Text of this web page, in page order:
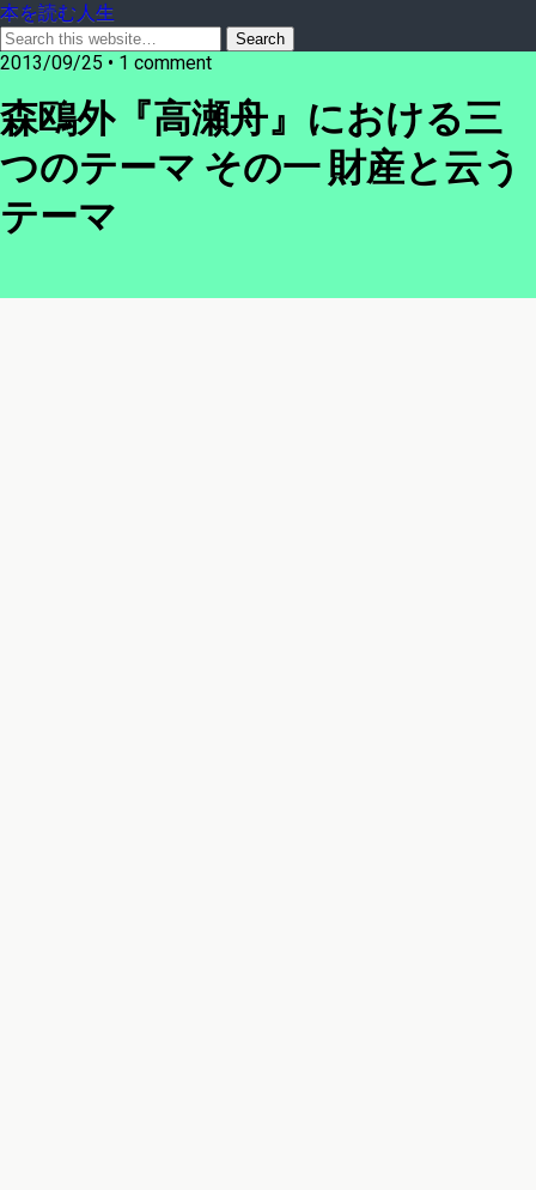
本を読む人生
2013/09/25 • 1 comment
森鴎外『高瀬舟』における三
つのテーマ その一 財産と云う
テーマ